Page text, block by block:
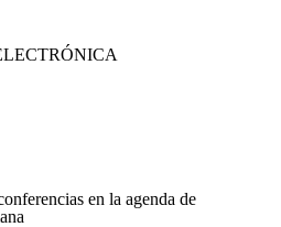
en la agenda de